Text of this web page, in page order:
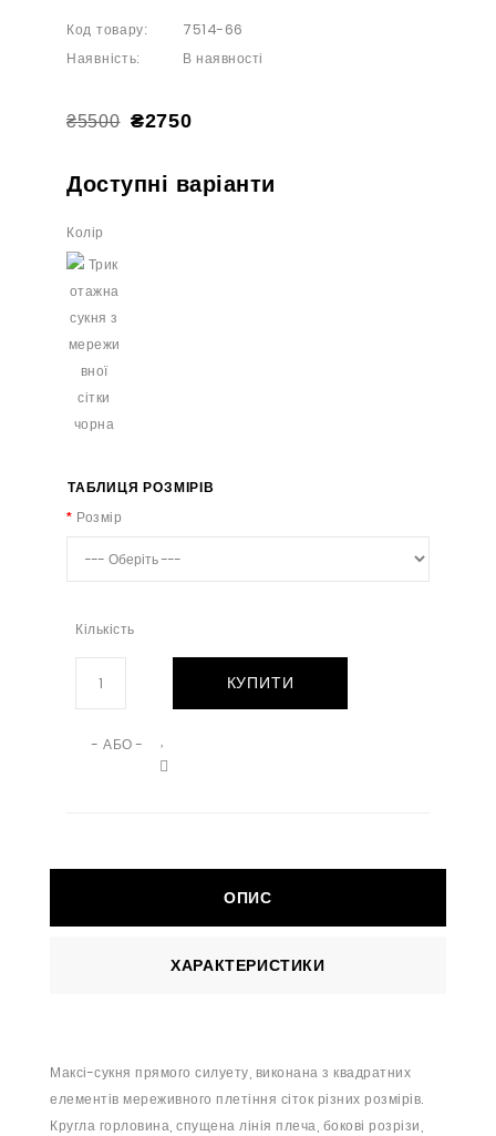
Код товару: 7514-66
Наявність: В наявності
₴5500 ₴2750
Доступні варіанти
Колір
ТАБЛИЦЯ РОЗМІРІВ
Розмір
Кількість
КУПИТИ
- АБО -
ОПИС
ХАРАКТЕРИСТИКИ
Максі-сукня прямого силуету, виконана з квадратних
елементів мереживного плетіння сіток різних розмірів.
Кругла горловина, спущена лінія плеча, бокові розрізи,